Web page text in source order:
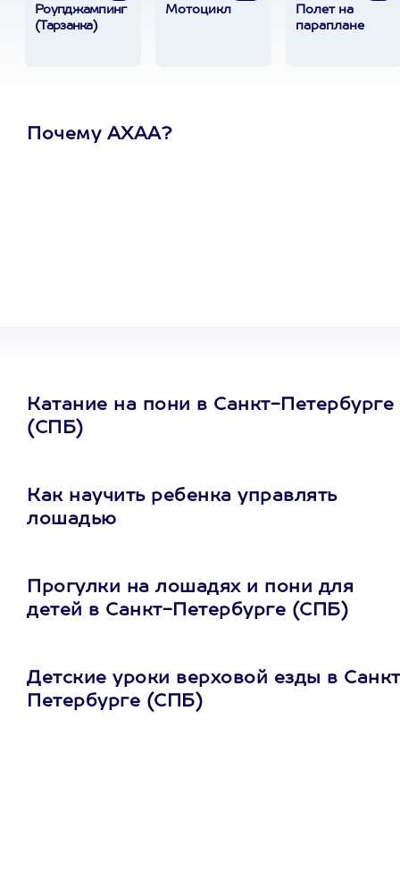
Роупджампинг
(Тарзанка)
Мотоцикл
Полет на
параплане
Почему АХАА?
Катание на пони в Санкт-Петербурге
(СПБ)
Как научить ребенка управлять
лошадью
Прогулки на лошадях и пони для
детей в Санкт-Петербурге (СПБ)
Детские уроки верховой езды в
Петербурге (СПБ)